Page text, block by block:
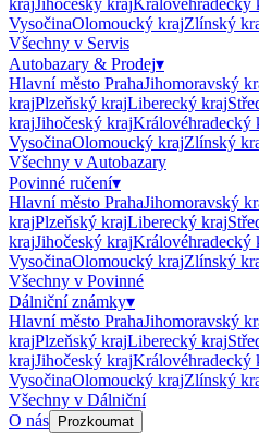
krajJihočeský krajKrálovéhradecký
VysočinaOlomoucký krajZlínský
Všechny v Servis
Autobazary & Prodej▾
Hlavní město PrahaJihomoravský
krajPlzeňský krajLiberecký kraj
krajJihočeský krajKrálovéhradecký
VysočinaOlomoucký krajZlínský
Všechny v Autobazary
Povinné ručení▾
Hlavní město PrahaJihomoravský
krajPlzeňský krajLiberecký kraj
krajJihočeský krajKrálovéhradecký
VysočinaOlomoucký krajZlínský
Všechny v Povinné
Dálniční známky▾
Hlavní město PrahaJihomoravský
krajPlzeňský krajLiberecký kraj
krajJihočeský krajKrálovéhradecký
VysočinaOlomoucký krajZlínský
Všechny v Dálniční
O nás
Prozkoumat